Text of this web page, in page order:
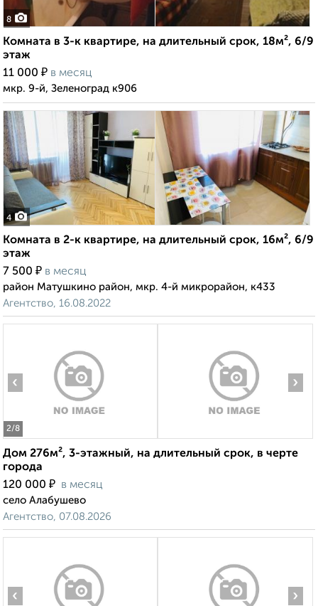
8
Комната в 3-к квартире, на длительный срок, 18м², 6/9
этаж
11 000 ₽ в месяц
мкр. 9-й, Зеленоград к906
4
Комната в 2-к квартире, на длительный срок, 16м², 6/9
этаж
7 500 ₽ в месяц
район Матушкино район, мкр. 4-й микрорайон, к433
Агентство, 16.08.2022
2/8
‹ ›
Дом 276м², 3-этажный, на длительный срок, в черте
города
120 000 ₽ в месяц
село Алабушево
Агентство, 07.08.2026
‹ ›